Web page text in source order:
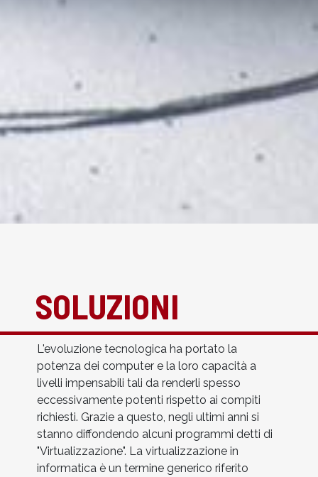
SOLUZIONI
L'evoluzione tecnologica ha portato la
potenza dei computer e la loro capacità a
livelli impensabili tali da renderli spesso
eccessivamente potenti rispetto ai compiti
richiesti. Grazie a questo, negli ultimi anni si
stanno diffondendo alcuni programmi detti di
"Virtualizzazione". La virtualizzazione in
informatica è un termine generico riferito